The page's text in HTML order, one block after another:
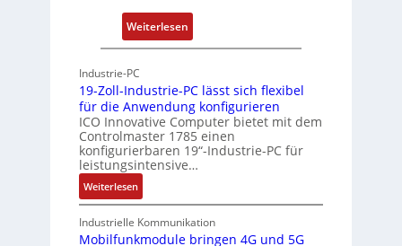
u
n
g
t
-
A
c
h
i
t
e
r
Weiterlesen:
P
s
i
c
a
I
Industrie-PC
19-Zoll-Industrie-PC lässt sich flexibel
für die Anwendung konfigurieren
ICO Innovative Computer bietet mit dem
Controlmaster 1785 einen
konfigurierbaren 19“-Industrie-PC für
leistungsintensive…
Weiterlesen:
1
9
-
Industrielle Kommunikation
Mobilfunkmodule bringen 4G und 5G